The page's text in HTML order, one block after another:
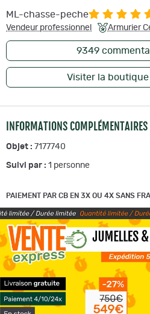
ML-chasse-peche
Vendeur professionnel Armurier
9349
Visiter la
INFORMATIONS COMPLÉMENTAIRES
Objet : 7177740
Suivi par : 1 personne
PAIEMENT PAR CB EN 3X OU 4X SANS